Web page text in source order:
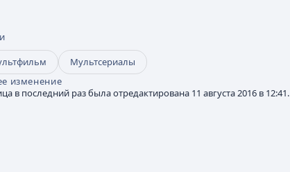
Мультсериалы
изменение
в последний раз была отредактирована 11 августа 2016 в 12:41.